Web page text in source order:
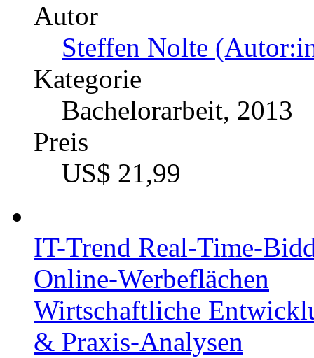
Autor
Steffen Nolte
Kategorie
Bachelorarbeit, 2013
Preis
US$ 21,99
IT-Trend Real-Time-
Online-Werbeflächen
Wirtschaftliche
& Praxis-Analysen